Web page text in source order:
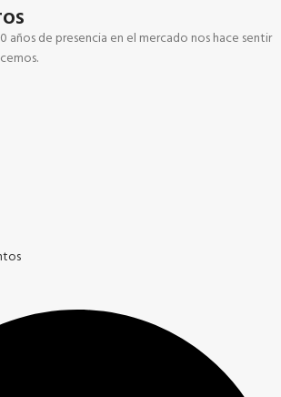
años de presencia en el mercado nos hace sentir